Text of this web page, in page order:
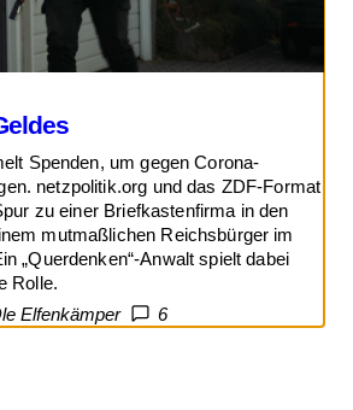
Spenden, um gegen Corona-
netzpolitik.org und das ZDF-Format
zu einer Briefkastenfirma in den
mutmaßlichen Reichsbürger im
„Querdenken“-Anwalt spielt dabei
Rolle.
Elfenkämper
6